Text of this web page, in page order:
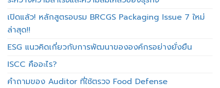
เปิดแล้ว! หลักสูตรอบรม BRCGS Packaging Issue 7 ใหม่
ล่าสุด!!
ESG แนวคิดเกี่ยวกับการพัฒนาขององค์กรอย่างยั่งยืน
ISCC คืออะไร?
คำถามของ Auditor ที่ใช้ตรวจ Food Defense